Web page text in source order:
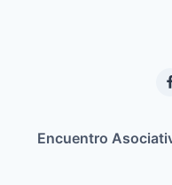
Encuentro